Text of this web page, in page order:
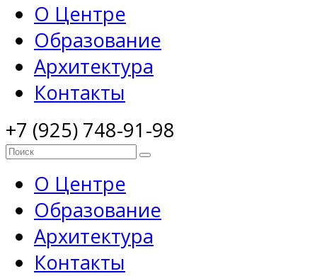
О Центре
Образование
Архитектура
Контакты
+7 (925) 748-91-98
О Центре
Образование
Архитектура
Контакты